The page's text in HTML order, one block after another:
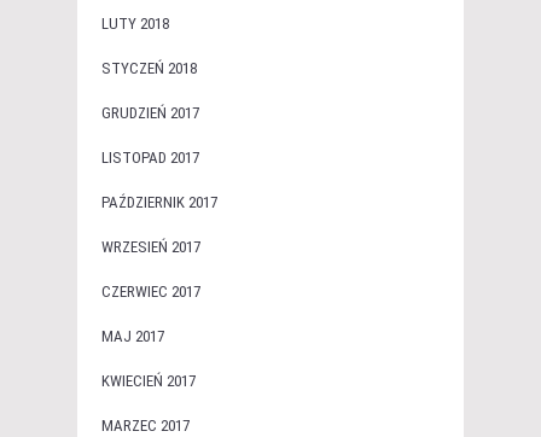
LUTY 2018
STYCZEŃ 2018
GRUDZIEŃ 2017
LISTOPAD 2017
PAŹDZIERNIK 2017
WRZESIEŃ 2017
CZERWIEC 2017
MAJ 2017
KWIECIEŃ 2017
MARZEC 2017